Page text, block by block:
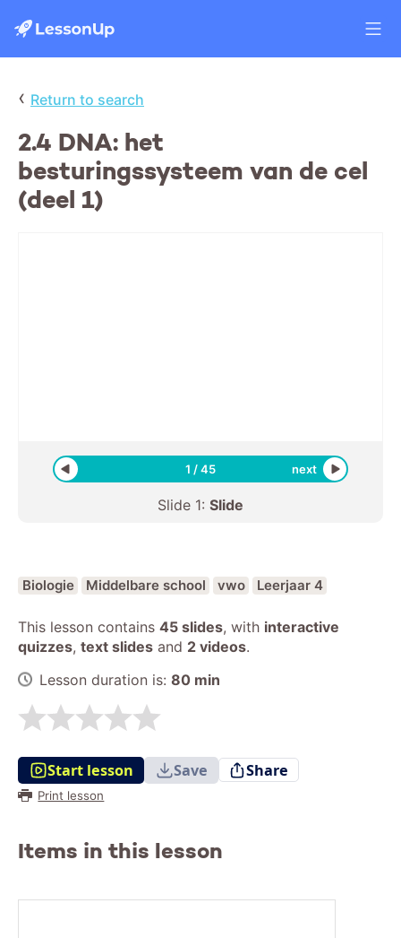
‹ Return to search
2.4 DNA: het
besturingssysteem van de cel
(deel 1)
1 /45 next
Slide 1: Slide
Biologie Middelbare school vwo Leerjaar 4
This lesson contains 45 slides, with interactive
quizzes, text slides and 2 videos.
Lesson duration is: 80 min
Start lesson Save Share
Print lesson
Items in this lesson